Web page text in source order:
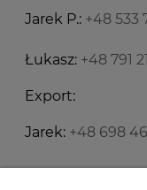
Jarek P.: +48 533
Łukasz: +48 791
Export:
Jarek: +48 698